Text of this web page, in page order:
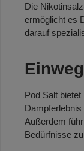
Die
ermöglicht es
darauf
Pod Salt
Außerdem
Bedürfnisse